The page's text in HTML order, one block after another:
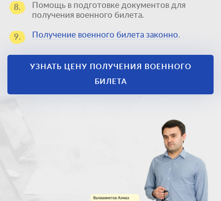
способ получить
военный билет
законно
8.
Помощь в подготовке документов для
получения военного билета.
9. Получение военного билета законно.
УЗНАТЬ ЦЕНУ ПОЛУЧЕНИЯ ВОЕННОГО
БИЛЕТА